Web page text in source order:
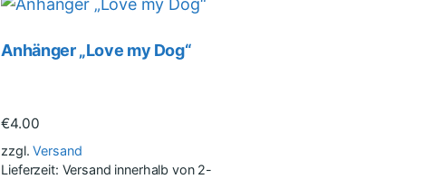
Anhänger „Love my Dog“
€4.00
zzgl.Versand
Lieferzeit: Versand innerhalb von 2-